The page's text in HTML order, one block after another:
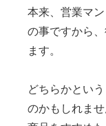
本来、営業マ
の事ですから
ます。
どちらかとい
のかもしれま